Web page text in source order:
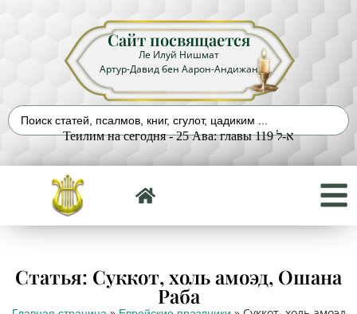
Сайт посвящается
Ле Илуй Нишмат
Артур-Давид бен Аарон-Андижан
Теилим на сегодня - 25 Ава: главы 119 א-ל
Статья: Суккот, холь амоэд, Ошана
Раба